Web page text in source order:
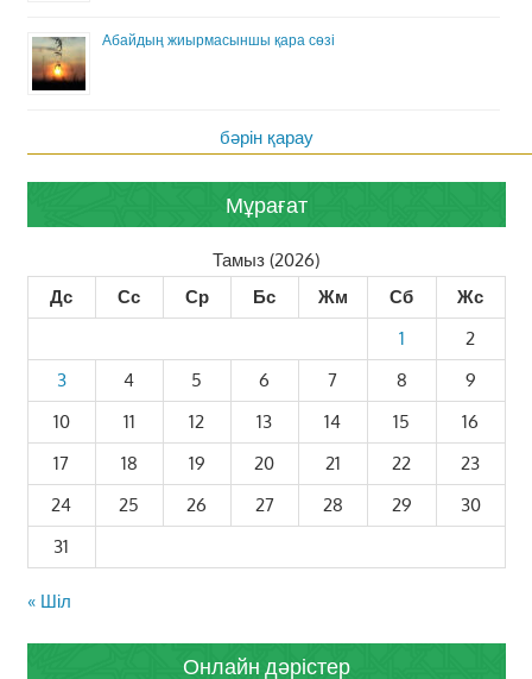
Абайдың жиырмасыншы қара сөзі
бәрін қарау
Мұрағат
Тамыз (2026)
Дс
Сс Ср Бс Жм Сб
Жс
1
2
3
4 5 6 7 8
9
10
11 12 13 14 15
16
17
18 19 20 21 22
23
24
25 26 27 28 29
30
31
« Шіл
Онлайн дәрістер